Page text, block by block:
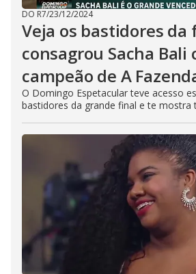
DO R7/23/12/2024
Veja os bastidores da
consagrou Sacha Bali
campeão de A
O Domingo Espetacular teve acesso
bastidores da grande final e te mostra